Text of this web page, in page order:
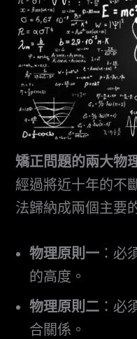
矯正問題的兩大物
經過將近十年的不
法歸納成兩個主要
物理原則一 ：必
的高度。
物理原則二 ：必
合關係。